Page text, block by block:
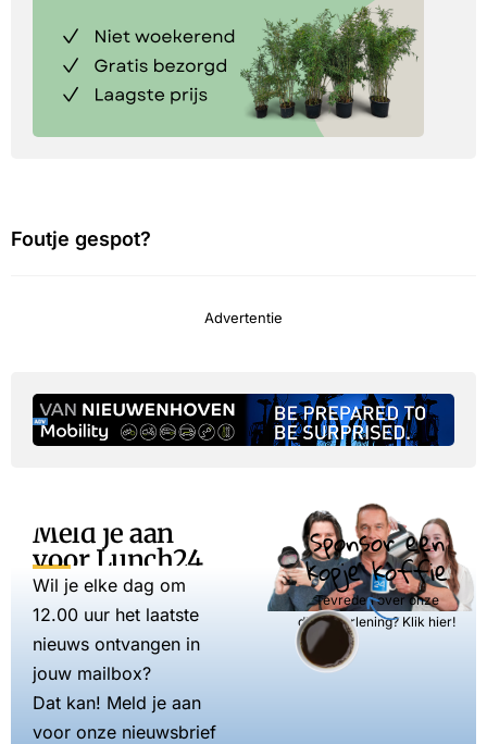
Foutje gespot?
Advertentie
Meld je aan
voor Lunch24
Wil je elke dag om
12.00 uur het laatste
nieuws ontvangen in
jouw mailbox?
Dat kan! Meld je aan
voor onze nieuwsbrief
Sponsor een
kopje koffie
Tevreden over onze
dienstverlening? Klik hier!